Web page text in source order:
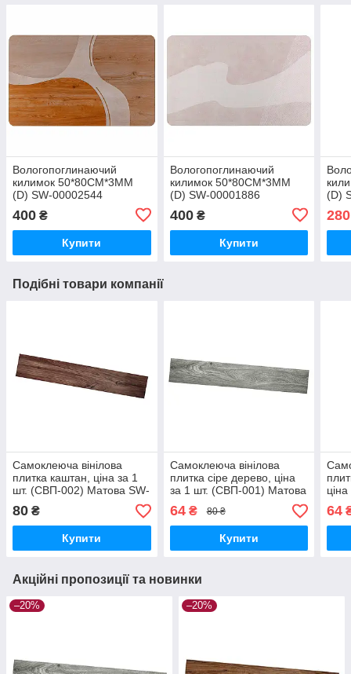
Вологопоглинаючий
килимок 50*80CM*3MM
(D) SW-00002544
400 ₴
Купити
Вологопоглинаючий
килимок 50*80CM*3MM
(D) SW-00001886
400₴
Купити
(D)
280
Подібні товари компанії
Самоклеюча вінілова
плитка каштан, ціна за 1
шт. (СВП-002) Матова SW-
00000282
80 ₴
Купити
Самоклеюча вінілова
плитка сіре дерево, ціна
за 1 шт. (СВП-001) Матова
SW-00000283
64₴ 80 ₴
Купити
64
Акційні пропозиції та новинки
–20% –20%